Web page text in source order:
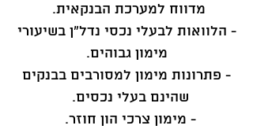
מדווח למערכת הבנקאית.
- הלוואות לבעלי נכסי נדל"ן בשיעורי
מימון גבוהים.
- פתרונות מימון למסורבים בבנקים
שהינם בעלי נכסים.
- מימון צרכי הון חוזר.